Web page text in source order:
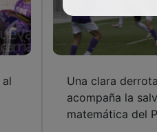
Una clara derrota
acompaña la
matemática del